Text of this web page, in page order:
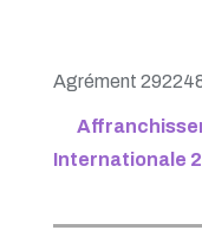
Agrément
Internationale